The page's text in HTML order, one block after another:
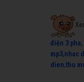
điện 3 pha,
mp3,nhac
dien,thu